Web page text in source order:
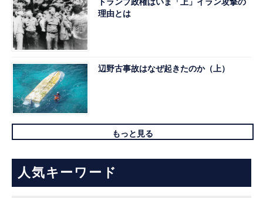
理由とは
辺野古事故はなぜ起きたのか（上）
もっと見る
人気キーワード